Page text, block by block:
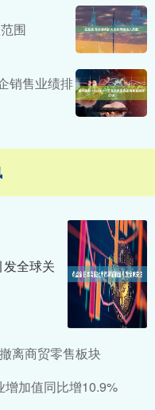
围
销售业绩排
全球关
离商贸零售板块
加值同比增10.9%